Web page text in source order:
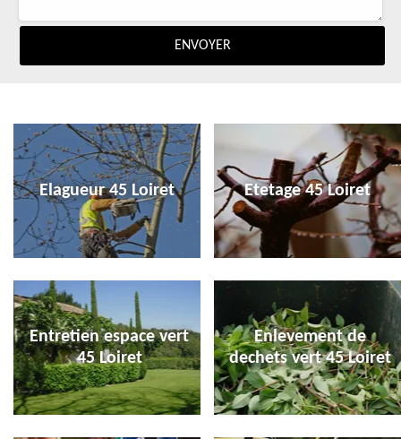
Elagueur 45 Loiret Etetage 45 Loiret
Entretien espace vert
45 Loiret
Enlevement de
dechets vert 45 Loiret